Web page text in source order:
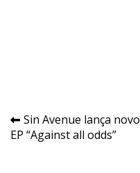
Navegação
de
Sin Avenue lança novo
EP “Against all odds”